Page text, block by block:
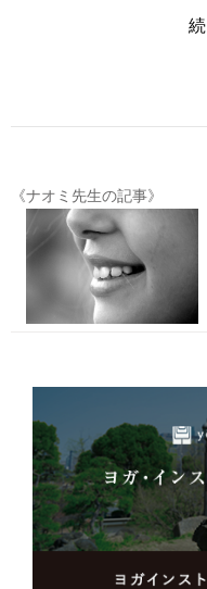
《ナオミ先生の記事》